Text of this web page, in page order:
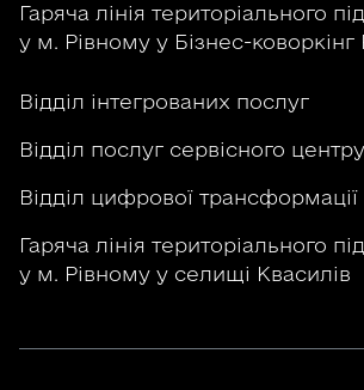
Гаряча лінія територіального
у м. Рівному у Бізнес-коворкінг
Відділ інтегрованих послуг
Відділ послуг сервісного
Відділ цифрової трансформації
Гаряча лінія територіального
у м. Рівному у селищі Квасилів